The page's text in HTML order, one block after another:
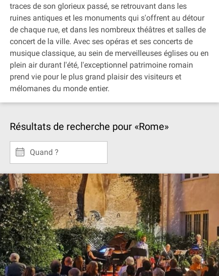
traces de son glorieux passé, se retrouvant dans les
ruines antiques et les monuments qui s'offrent au détour
de chaque rue, et dans les nombreux théâtres et salles de
concert de la ville. Avec ses opéras et ses concerts de
musique classique, au sein de merveilleuses églises ou en
plein air durant l'été, l'exceptionnel patrimoine romain
prend vie pour le plus grand plaisir des visiteurs et
mélomanes du monde entier.
Résultats de recherche pour «Rome»
Quand ?